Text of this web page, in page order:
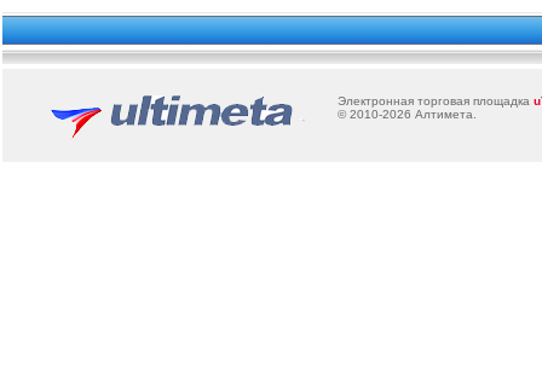
Электронная торговая площадка u
© 2010-2026 Алтимета